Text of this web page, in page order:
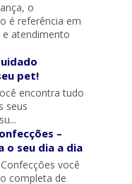
o
é referência em
atendimento
pet!
encontra tudo
seus
–
o seu dia a dia
você
completa de